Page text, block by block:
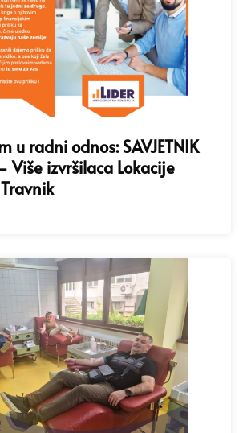
u radni odnos: SAVJETNIK
Više izvršilaca Lokacije